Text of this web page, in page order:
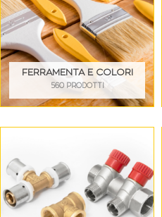
FERRAMENTA E COLORI
560 PRODOTTI